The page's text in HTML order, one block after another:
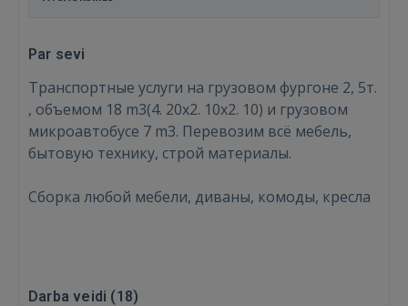
Par sevi
Транспортные услуги на грузовом фургоне 2, 5т.
, объемом 18 m3(4. 20x2. 10x2. 10) и грузовом
микроавтобусе 7 m3. Перевозим всё мебель,
бытовую технику, строй материалы.
Сборка любой мебели, диваны, комоды, кресла
Darba veidi (18)